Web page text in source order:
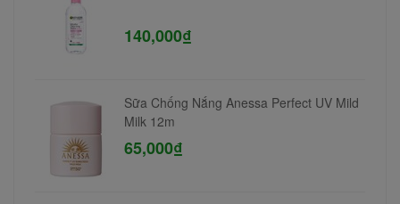
140,000₫
Sữa Chống Nắng Anessa Perfect UV Mild
Milk 12m
65,000₫